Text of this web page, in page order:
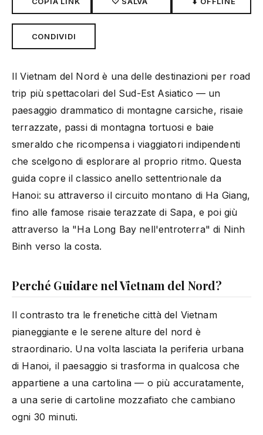
CONDIVIDI
Il Vietnam del Nord è una delle destinazioni per road
trip più spettacolari del Sud-Est Asiatico — un
paesaggio drammatico di montagne carsiche, risaie
terrazzate, passi di montagna tortuosi e baie
smeraldo che ricompensa i viaggiatori indipendenti
che scelgono di esplorare al proprio ritmo. Questa
guida copre il classico anello settentrionale da
Hanoi: su attraverso il circuito montano di Ha Giang,
fino alle famose risaie terazzate di Sapa, e poi giù
attraverso la "Ha Long Bay nell'entroterra" di Ninh
Binh verso la costa.
Perché Guidare nel Vietnam del Nord?
Il contrasto tra le frenetiche città del Vietnam
pianeggiante e le serene alture del nord è
straordinario. Una volta lasciata la periferia urbana
di Hanoi, il paesaggio si trasforma in qualcosa che
appartiene a una cartolina — o più accuratamente,
a una serie di cartoline mozzafiato che cambiano
ogni 30 minuti.